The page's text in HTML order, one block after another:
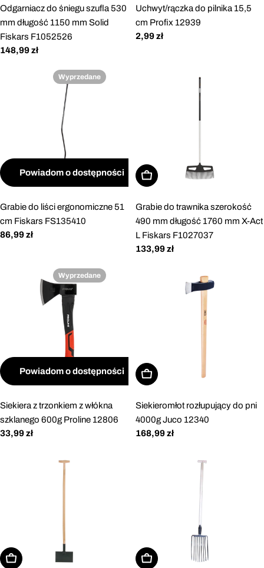
Odgarniacz do śniegu szufla 530
mm długość 1150 mm Solid
Fiskars F1052526
Cena
148,99 zł
Uchwyt/rączka do pilnika 15,5
cm Profix 12939
Cena
2,99 zł
Wyprzedane
Powiadom o dostępności
Grabie do liści ergonomiczne 51
cm Fiskars FS135410
Cena
86,99 zł
Dodaj do koszyka
Grabie do trawnika szerokość
490 mm długość 1760 mm X-Act
L Fiskars F1027037
Cena
133,99 zł
Wyprzedane
Powiadom o dostępności
Siekiera z trzonkiem z włókna
szklanego 600g Proline 12806
Cena
33,99 zł
Dodaj do koszyka
Siekieromłot rozłupujący do pni
4000g Juco 12340
Cena
168,99 zł
Dodaj do koszyka Dodaj do koszyka